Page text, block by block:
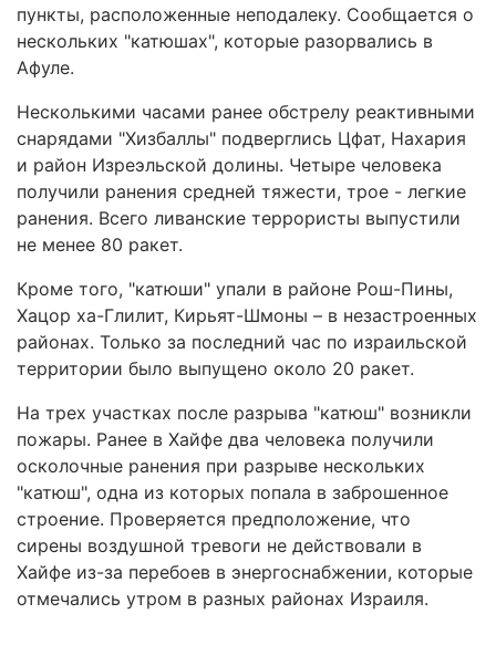
пункты, расположенные неподалеку. Сообщается о
нескольких "катюшах", которые разорвались в
Афуле.
Несколькими часами ранее обстрелу реактивными
снарядами "Хизбаллы" подверглись Цфат, Нахария
и район Изреэльской долины. Четыре человека
получили ранения средней тяжести, трое - легкие
ранения. Всего ливанские террористы выпустили
не менее 80 ракет.
Кроме того, "катюши" упали в районе Рош-Пины,
Хацор ха-Глилит, Кирьят-Шмоны – в незастроенных
районах. Только за последний час по израильской
территории было выпущено около 20 ракет.
На трех участках после разрыва "катюш" возникли
пожары. Ранее в Хайфе два человека получили
осколочные ранения при разрыве нескольких
"катюш", одна из которых попала в заброшенное
строение. Проверяется предположение, что
сирены воздушной тревоги не действовали в
Хайфе из-за перебоев в энергоснабжении, которые
отмечались утром в разных районах Израиля.